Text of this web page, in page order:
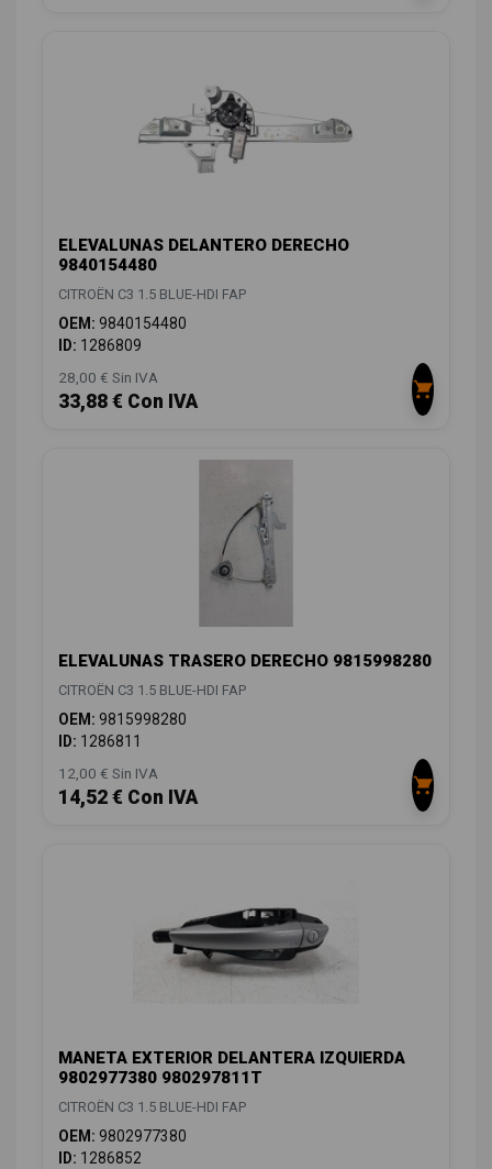
ELEVALUNAS DELANTERO DERECHO
9840154480
CITROËN C3 1.5 BLUE-HDI FAP
OEM: 9840154480
ID: 1286809
28,00 € Sin IVA
33,88 € Con IVA
ELEVALUNAS TRASERO DERECHO 9815998280
CITROËN C3 1.5 BLUE-HDI FAP
OEM: 9815998280
ID: 1286811
12,00 € Sin IVA
14,52 € Con IVA
MANETA EXTERIOR DELANTERA IZQUIERDA
9802977380 980297811T
CITROËN C3 1.5 BLUE-HDI FAP
OEM: 9802977380
ID: 1286852